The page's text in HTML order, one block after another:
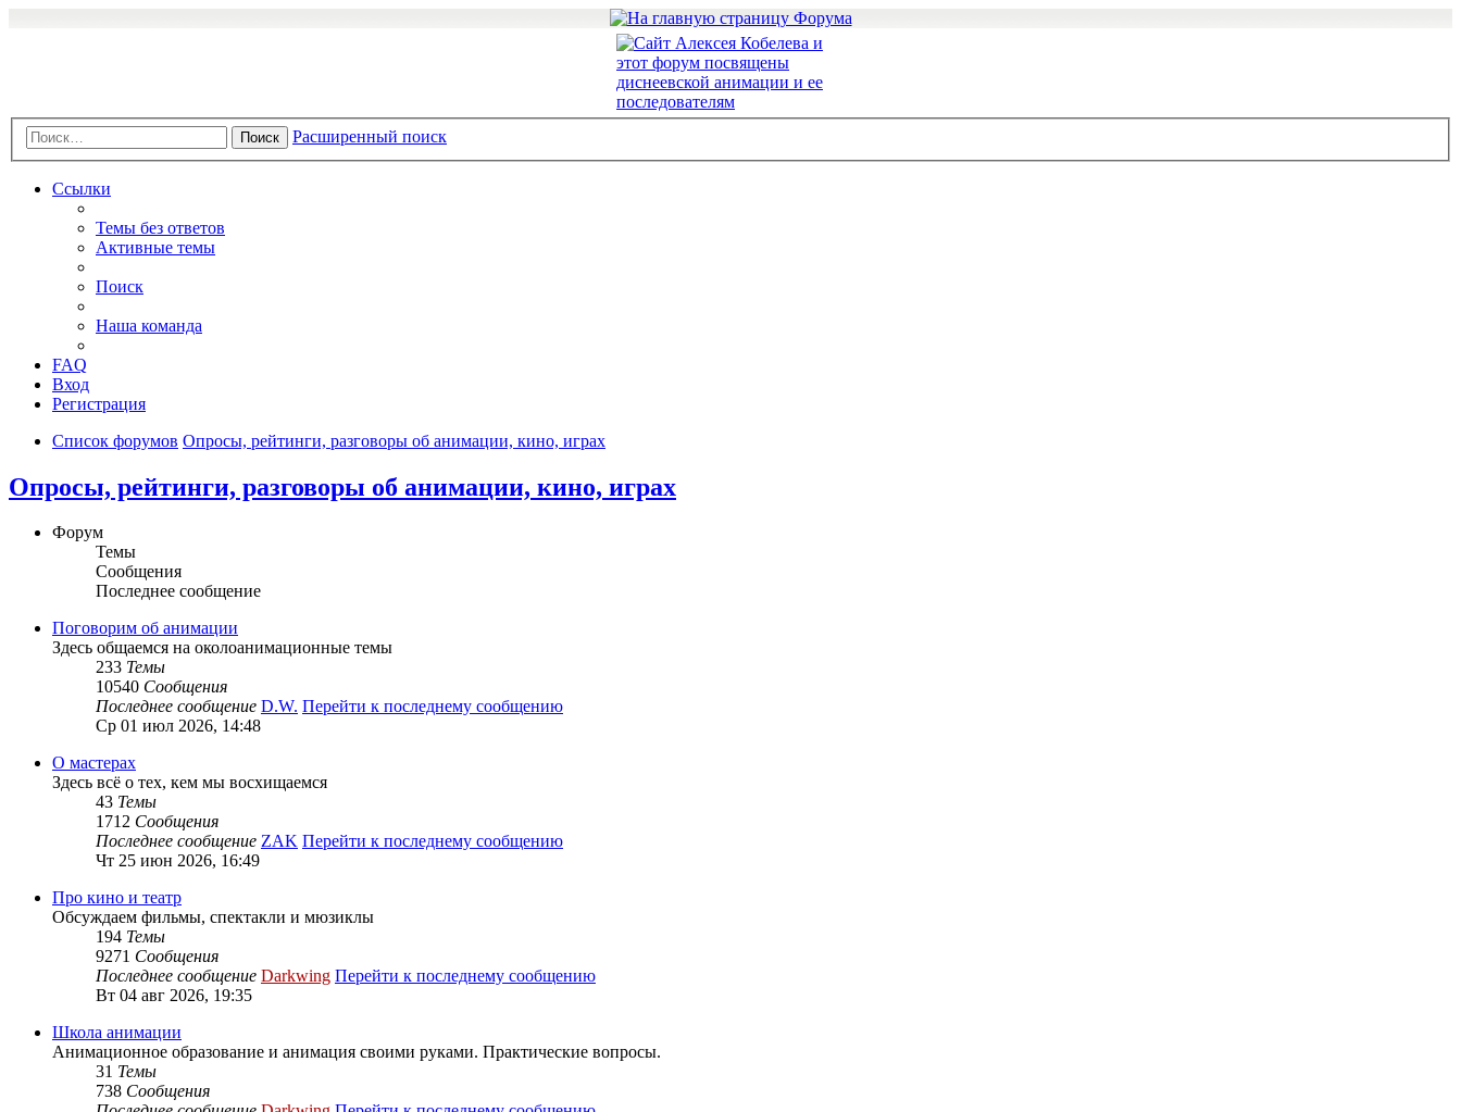
Поиск Расширенный поиск
Ссылки
Темы без ответов
Активные темы
Поиск
Наша команда
FAQ
Вход
Регистрация
Список форумов Опросы, рейтинги, разговоры об анимации, кино, играх
Опросы, рейтинги, разговоры об анимации, кино, играх
Форум
Темы
Сообщения
Последнее сообщение
Поговорим об анимации
Здесь общаемся на околоанимационные темы
233 Темы
10540 Сообщения
Последнее сообщение D.W. Перейти к последнему сообщению
Ср 01 июл 2026, 14:48
О мастерах
Здесь всё о тех, кем мы восхищаемся
43 Темы
1712 Сообщения
Последнее сообщение ZAK Перейти к последнему сообщению
Чт 25 июн 2026, 16:49
Про кино и театр
Обсуждаем фильмы, спектакли и мюзиклы
194 Темы
9271 Сообщения
Последнее сообщение Darkwing Перейти к последнему сообщению
Вт 04 авг 2026, 19:35
Школа анимации
Анимационное образование и анимация своими руками. Практические вопросы.
31 Темы
738 Сообщения